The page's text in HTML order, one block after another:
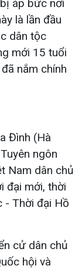
áp bức nơi
là lần đầu
dân tộc
mới 15 tuổi
nắm chính
Đình (Hà
ngôn
Nam dân chủ
đại mới, thời
- Thời đại Hồ
cử dân chủ
hội và